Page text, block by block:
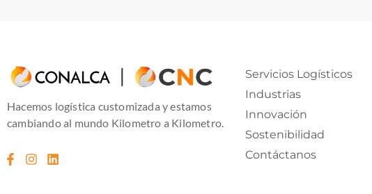
Hacemos logística customizada y estamos
cambiando al mundo Kilometro a Kilometro.
Servicios Logísticos
Industrias
Innovación
Sostenibilidad
Contáctanos